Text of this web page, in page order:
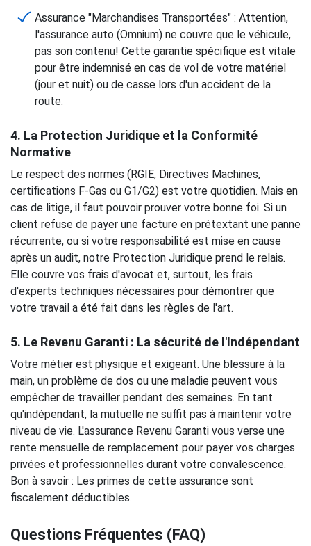
Assurance "Marchandises Transportées" : Attention,
l'assurance auto (Omnium) ne couvre que le véhicule,
pas son contenu! Cette garantie spécifique est vitale
pour être indemnisé en cas de vol de votre matériel
(jour et nuit) ou de casse lors d'un accident de la
route.
4. La Protection Juridique et la Conformité
Normative
Le respect des normes (RGIE, Directives Machines,
certifications F-Gas ou G1/G2) est votre quotidien. Mais en
cas de litige, il faut pouvoir prouver votre bonne foi. Si un
client refuse de payer une facture en prétextant une panne
récurrente, ou si votre responsabilité est mise en cause
après un audit, notre Protection Juridique prend le relais.
Elle couvre vos frais d'avocat et, surtout, les frais
d'experts techniques nécessaires pour démontrer que
votre travail a été fait dans les règles de l'art.
5. Le Revenu Garanti : La sécurité de l'Indépendant
Votre métier est physique et exigeant. Une blessure à la
main, un problème de dos ou une maladie peuvent vous
empêcher de travailler pendant des semaines. En tant
qu'indépendant, la mutuelle ne suffit pas à maintenir votre
niveau de vie. L'assurance Revenu Garanti vous verse une
rente mensuelle de remplacement pour payer vos charges
privées et professionnelles durant votre convalescence.
Bon à savoir : Les primes de cette assurance sont
fiscalement déductibles.
Questions Fréquentes (FAQ)